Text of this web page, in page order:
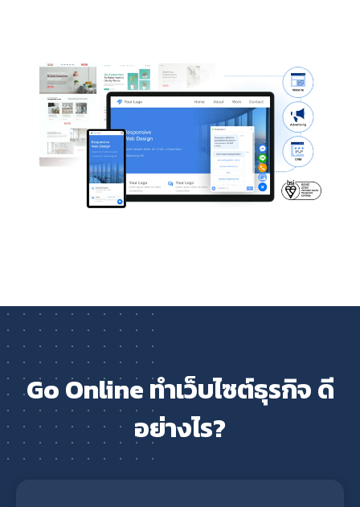
Go Online ทำเว็บไซต์ธุรกิจ ดี
อย่างไร?